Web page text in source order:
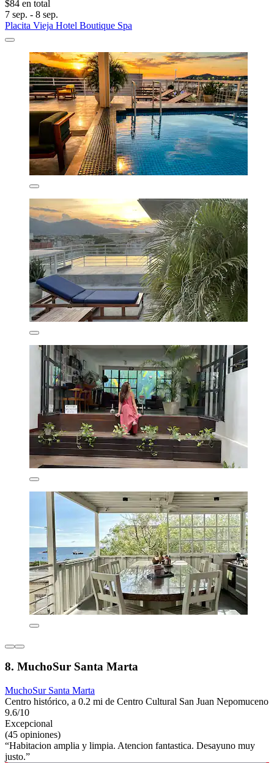
$84 en total
7 sep. - 8 sep.
Placita Vieja Hotel Boutique Spa
8. MuchoSur Santa Marta
MuchoSur Santa Marta
Centro histórico, a 0.2 mi de Centro Cultural San Juan Nepomuceno
9.6/10
Excepcional
(45 opiniones)
“Habitacion amplia y limpia. Atencion fantastica. Desayuno muy
justo.”